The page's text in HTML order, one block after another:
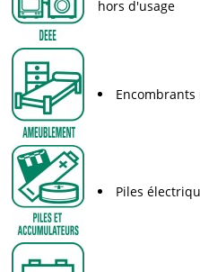
hors d'usage
Piles